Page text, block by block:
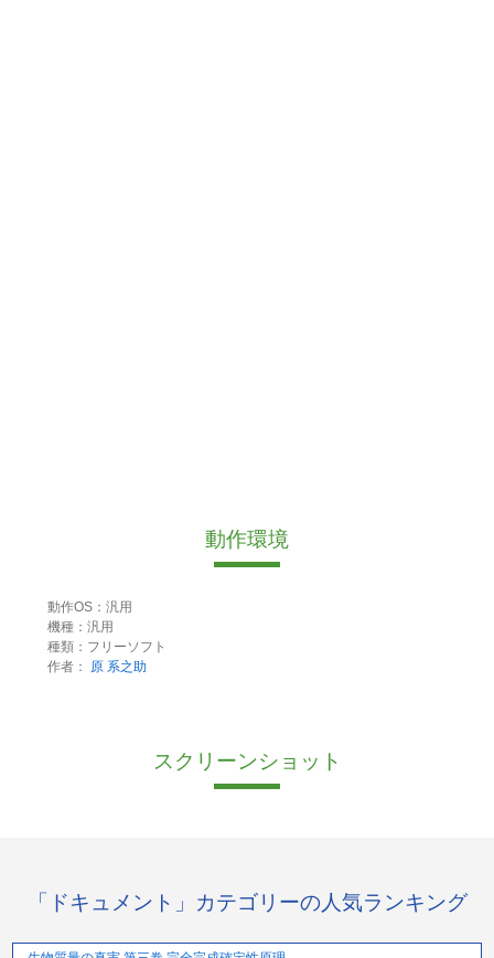
動作環境
動作OS：汎用
機種：汎用
種類：フリーソフト
作者：
原 系之助
スクリーンショット
「ドキュメント」カテゴリーの人気ランキング